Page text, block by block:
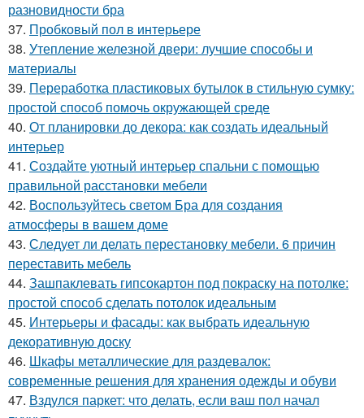
разновидности бра
37. Пробковый пол в интерьере
38. Утепление железной двери: лучшие способы и
материалы
39. Переработка пластиковых бутылок в стильную сумку:
простой способ помочь окружающей среде
40. От планировки до декора: как создать идеальный
интерьер
41. Создайте уютный интерьер спальни с помощью
правильной расстановки мебели
42. Воспользуйтесь светом Бра для создания
атмосферы в вашем доме
43. Следует ли делать перестановку мебели. 6 причин
переставить мебель
44. Зашпаклевать гипсокартон под покраску на потолке:
простой способ сделать потолок идеальным
45. Интерьеры и фасады: как выбрать идеальную
декоративную доску
46. Шкафы металлические для раздевалок:
современные решения для хранения одежды и обуви
47. Вздулся паркет: что делать, если ваш пол начал